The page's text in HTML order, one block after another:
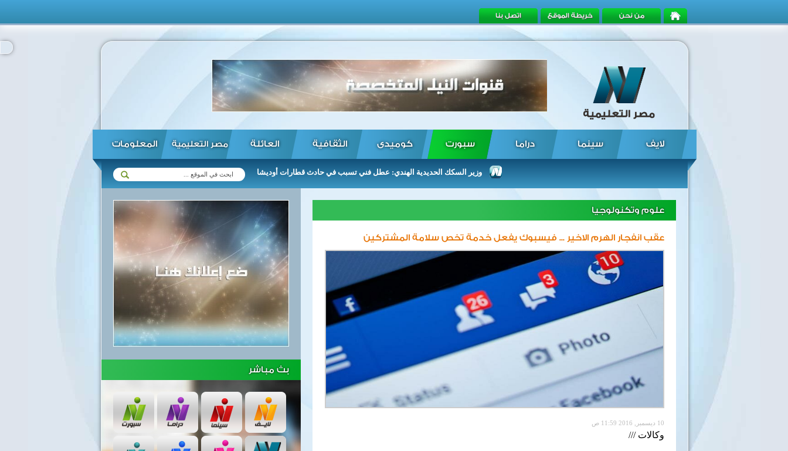
من نحن خريطة الموقع اتصل بنا
لايف سينما دراما سبورت كوميدى الثقافية العائلة مصر التعليمية المعلومات
الرئيس السيسى ونظيره الموريتاني يثمنان التطور المستمر في العلاقات وزير السكك الحديدية الهندي: عطل فني تسبب في حادث قطارات أوديشا ...
علوم وتكنولوجيا
عقب انفجار الهرم الاخير ... فيسبوك يفعل خدمة تخص سلامة المشتركين
10 ديسمبر, 2016 11:59 ص
وكالات ///
بث مباشر